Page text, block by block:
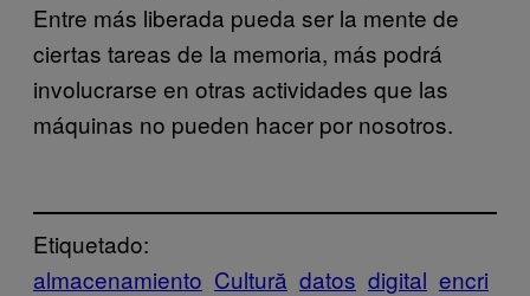
Entre más liberada pueda ser la mente de
ciertas tareas de la memoria, más podrá
involucrarse en otras actividades que las
máquinas no pueden hacer por nosotros.
Etiquetado:
almacenamiento Cultură datos digital encri